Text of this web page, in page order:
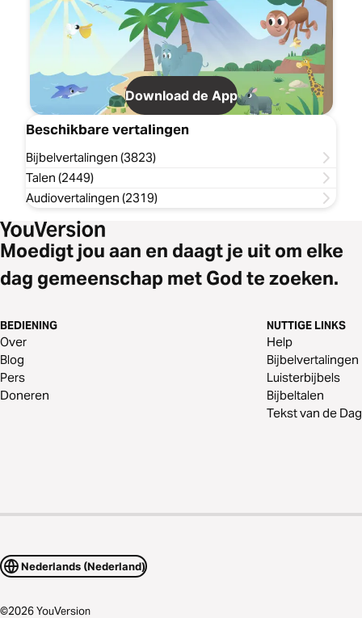
Download de App
Beschikbare vertalingen
Bijbelvertalingen (3823)
Talen (2449)
Audiovertalingen (2319)
Moedigt jou aan en daagt je uit om elke
dag gemeenschap met God te zoeken.
BEDIENING
Over
Blog
Pers
Doneren
NUTTIGE LINKS
Help
Bijbelvertalingen
Luisterbijbels
Bijbeltalen
Tekst van de Dag
Nederlands (Nederland)
©2026YouVersion